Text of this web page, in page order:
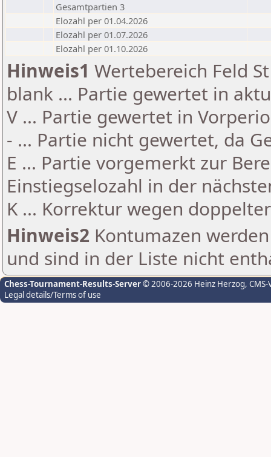
Gesamtpartien 3
Elozahl per 01.04.2026
Elozahl per 01.07.2026
Elozahl per 01.10.2026
Hinweis1 Wertebereich Feld
blank ... Partie gewertet in
V ... Partie gewertet in
- ... Partie nicht gewertet, da
E ... Partie vorgemerkt zur
Einstiegselozahl in der
K ... Korrektur wegen
Hinweis2 Kontumazen
und sind in der Liste nicht
Chess-Tournament-Results-Server© 2006-2026 Heinz Herzog,
Legal details/Terms of use